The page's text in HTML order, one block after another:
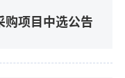
购项目中选公告